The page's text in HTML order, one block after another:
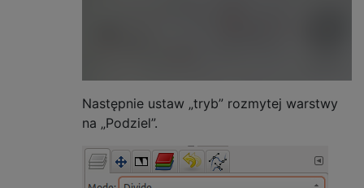
Następnie ustaw „tryb” rozmytej warstwy
na „Podziel”.